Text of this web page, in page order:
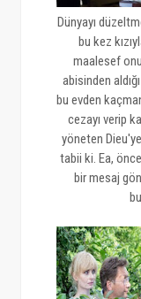
Dünyayı
bu kez
maalesef
abisinden
bu evden
cezayı verip
yöneten
tabii ki. Ea,
bir mesaj